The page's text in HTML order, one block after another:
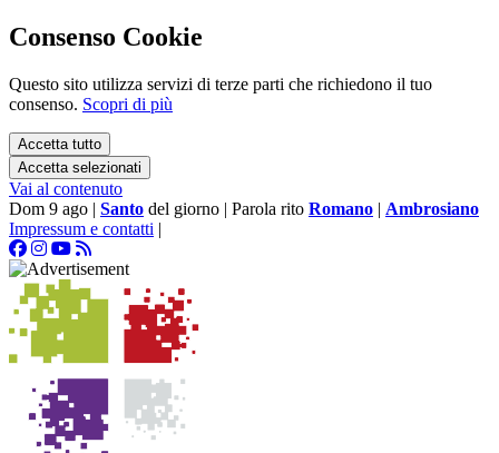
Consenso Cookie
Questo sito utilizza servizi di terze parti che richiedono il tuo
consenso. Scopri di più
Accetta tutto
Accetta selezionati
Vai al contenuto
Dom 9 ago | Santo del giorno | Parola rito Romano | Ambrosiano
Impressum e contatti |